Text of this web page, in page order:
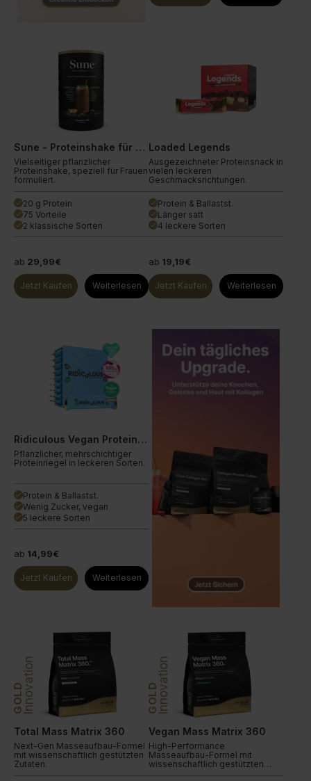
Sune - Proteinshake für Frauen
Vielseitiger pflanzlicher
Proteinshake, speziell für Frauen
formuliert.
done 20 g Protein
done 75 Vorteile
done 2 klassische Sorten
ab 29,99€
Jetzt Kaufen Weiterlesen
Loaded Legends
Ausgezeichneter Proteinsnack in
vielen leckeren
Geschmacksrichtungen.
done Protein & Ballastst.
done Länger satt
done 4 leckere Sorten
ab 19,19€
Jetzt Kaufen Weiterlesen
Ridiculous Vegan Proteinriegel
Pflanzlicher, mehrschichtiger
Proteinriegel in leckeren Sorten.
done Protein & Ballastst.
done Wenig Zucker, vegan
done 5 leckere Sorten
ab 14,99€
Jetzt Kaufen Weiterlesen
GOLDInnovation
Total Mass Matrix 360
Next-Gen Masseaufbau-Formel
mit wissenschaftlich gestützten
Zutaten.
GOLDInnovation
Vegan Mass Matrix 360
High-Performance
Masseaufbau-Formel mit
wissenschaftlich gestützten